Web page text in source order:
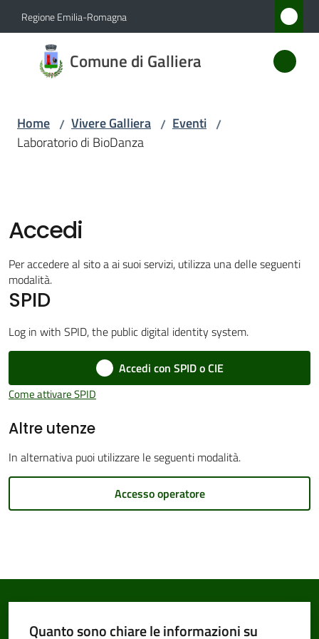
Vai al contenuto
Vai alla navigazione
Vai al footer
Regione Emilia-Romagna
Comune di Galliera
Comune
di
Servizi
Vivere
Galliera
Amministrazione
Tutti
Home / Vivere Galliera / Eventi /
Laboratorio di BioDanza
Accedi
Per accedere al sito a ai suoi servizi, utilizza una delle seguenti
modalità.
SPID
Log in with SPID, the public digital identity system.
Accedi con SPID o CIE
Come attivare SPID
Altre utenze
In alternativa puoi utilizzare le seguenti modalità.
Accesso operatore
Quanto sono chiare le informazioni su